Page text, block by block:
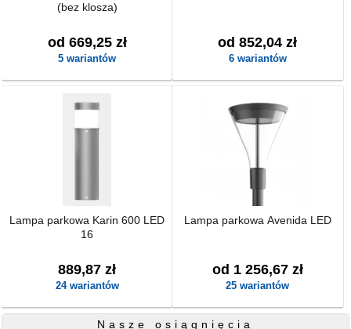
(bez klosza)
od 669,25 zł
5 wariantów
od 852,04 zł
6 wariantów
Lampa parkowa Karin 600 LED
16
889,87 zł
24 wariantów
Lampa parkowa Avenida LED
od 1 256,67 zł
25 wariantów
Nasze osiągnięcia